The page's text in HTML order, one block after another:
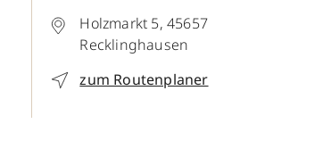
Holzmarkt 5, 45657
Recklinghausen
zum Routenplaner